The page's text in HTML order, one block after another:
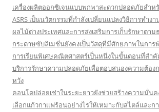
เครื่องผลิตออกซิเจนแบบพกพาสะดวกปลอดภัยสำห
ASRS เป็นนวัตกรรมที่กำลังเปลี่ยนแปลงวิธีการทำงา
ผลไม้ต่างประเทศและการส่งเสริมการเก็บรักษาตา
กระดาษซับลิเมชั่นยังคงเป็นวัสดุที่มีศักยภาพในกา
การเรียนพิเศษคณิตศาสตร์เป็นหนึ่งในขั้นตอนที่สำ
บริการรักษาความปลอดภัยเพื่อตอบสนองความต้อง
หวัง
คอนโดปล่อยเช่าในระยะยาวยังช่วยสร้างความมั่นค
เลือกแก้วกาแฟร้อนอย่างไรให้เหมาะกับสไตล์และก